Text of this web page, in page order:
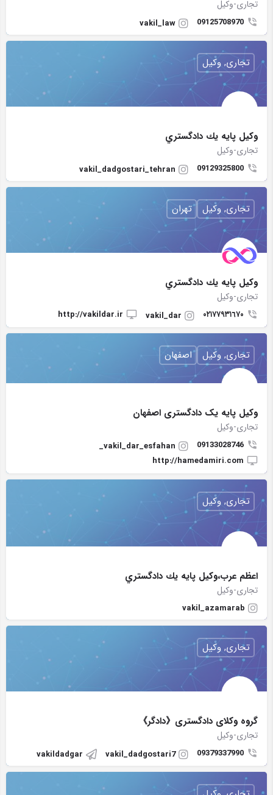
تجاری-وکیل
09125708970
vakil_law
وكيل پايه يك دادگستري
تجاری-وکیل
09129325800
vakil_dadgostari_tehran
تجاری, وکیل
وکيل پايه يك دادگستري
تجاری-وکیل
۰۲۱٧٧٩٣١٦٧٠ vakil_dar
http://vakildar.ir
تجاری, وکیل تهران
وکیل پایه یک دادگستری اصفهان
تجاری-وکیل
09133028746
vakil_dar_esfahan_
http://hamedamiri.com
تجاری, وکیل اصفهان
اعظم عرب،وكيل پايه يك دادگستري
تجاری-وکیل
vakil_azamarab
تجاری, وکیل
گروه وکلای دادگستری《دادگر》
تجاری-وکیل
09379337990
vakil_dadgostari7
vakildadgar
تجاری, وکیل